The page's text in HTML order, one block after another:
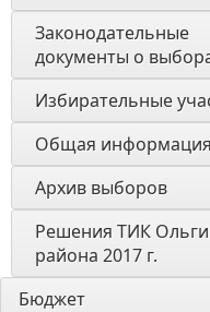
Законодательные
документы о
Избирательные
Общая информация
Архив выборов
Решения ТИК
района 2017 г.
Бюджет